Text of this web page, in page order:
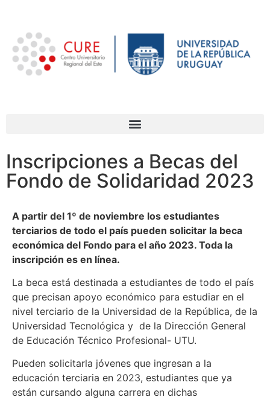
Inscripciones a Becas del
Fondo de Solidaridad 2023
A partir del 1º de noviembre los estudiantes
terciarios de todo el país pueden solicitar la beca
económica del Fondo para el año 2023. Toda la
inscripción es en línea.
La beca está destinada a estudiantes de todo el país
que precisan apoyo económico para estudiar en el
nivel terciario de la Universidad de la República, de la
Universidad Tecnológica y de la Dirección General
de Educación Técnico Profesional- UTU.
Pueden solicitarla jóvenes que ingresan a la
educación terciaria en 2023, estudiantes que ya
están cursando alguna carrera en dichas